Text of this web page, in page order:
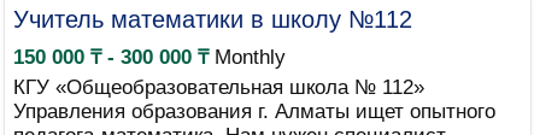
Учитель математики в школу №112
150 000 ₸ - 300 000 ₸Monthly
КГУ «Общеобразовательная школа № 112»
Управления образования г. Алматы ищет опытного